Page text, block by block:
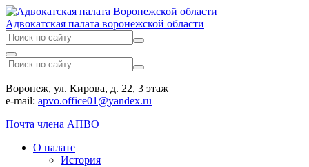
Адвокатская палата воронежской области
Воронеж, ул. Кирова, д. 22, 3 этаж
e-mail: apvo.office01@yandex.ru
Почта члена АПВО
О палате
История